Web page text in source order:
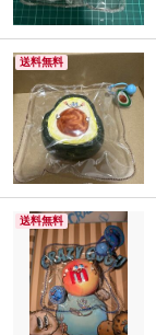
送料無料
送料無料